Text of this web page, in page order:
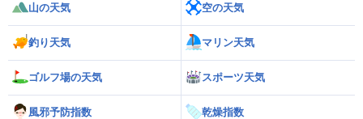
山の天気 空の天気
釣り天気 マリン天気
ゴルフ場の天気 スポーツ天気
風邪予防指数 乾燥指数